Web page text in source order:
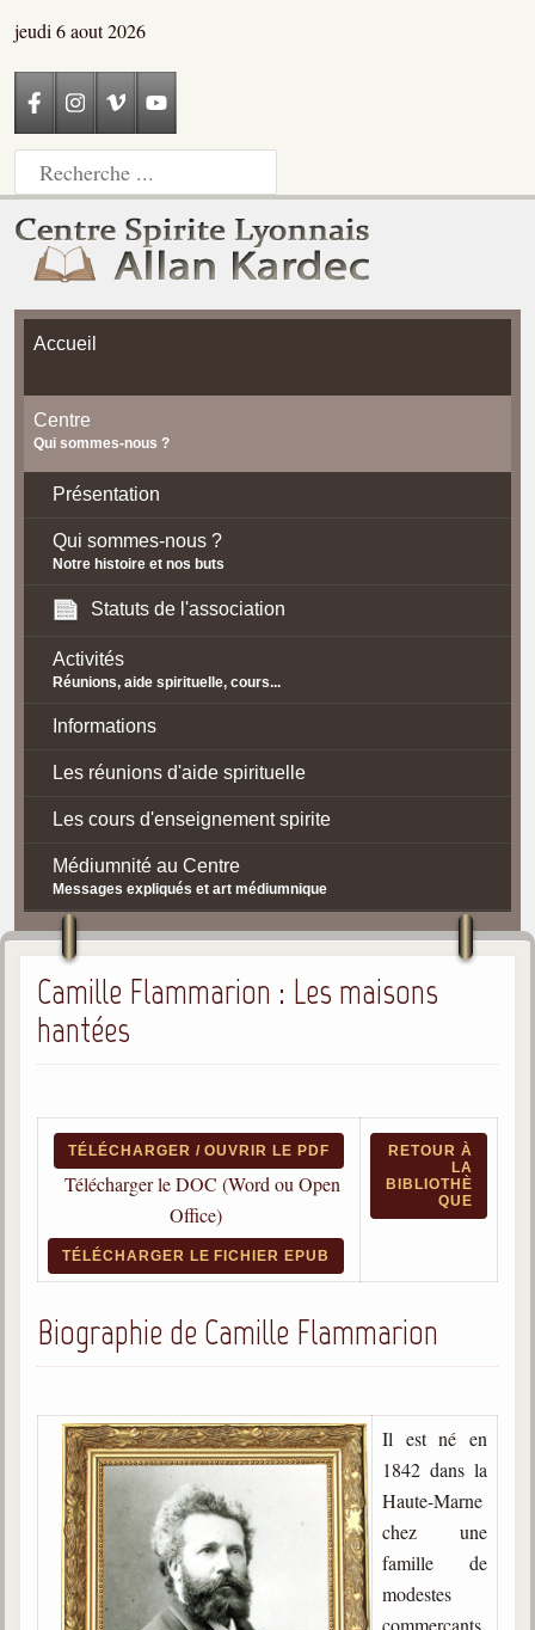
jeudi 6 aout 2026
Accueil
Centre
Qui sommes-nous ?
Présentation
Qui sommes-nous ?
Notre histoire et nos buts
Statuts de l'association
Activités
Réunions, aide spirituelle, cours...
Informations
Les réunions d'aide spirituelle
Les cours d'enseignement spirite
Médiumnité au Centre
Messages expliqués et art médiumnique
Contact / Accès
Plan d'accès
Spiritisme
Les bases du spiritisme
Historique
La doctrine d'Allan Kardec
But des manifestations spirites
Esprits
Les hommes
Les fondateurs
Allan Kardec
1804-1869
Léon Denis
1846-1927
Camille Flammarion : Les maisons
hantées
TÉLÉCHARGER / OUVRIR LE PDF
Télécharger le DOC (Word ou Open
Office)
TÉLÉCHARGER LE FICHIER EPUB
RETOUR À
LA
BIBLIOTHÈ
QUE
Biographie de Camille Flammarion
Il est né en
1842 dans la
Haute-Marne
chez une
famille de
modestes
commerçants.